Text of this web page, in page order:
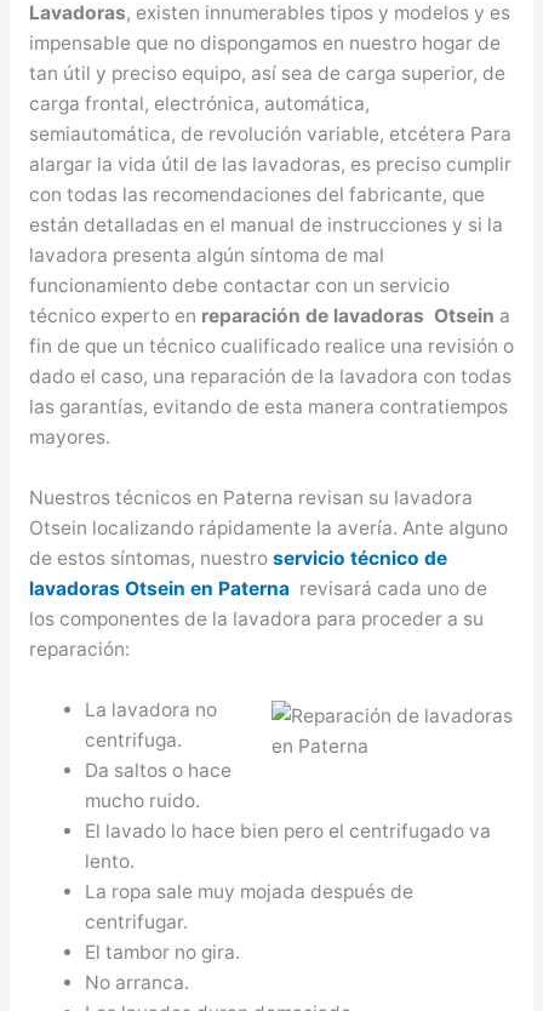
Lavadoras, existen innumerables tipos y modelos y es
impensable que no dispongamos en nuestro hogar de
tan útil y preciso equipo, así sea de carga superior, de
carga frontal, electrónica, automática,
semiautomática, de revolución variable, etcétera Para
alargar la vida útil de las lavadoras, es preciso cumplir
con todas las recomendaciones del fabricante, que
están detalladas en el manual de instrucciones y si la
lavadora presenta algún síntoma de mal
funcionamiento debe contactar con un servicio
técnico experto en reparación de lavadoras Otsein a
fin de que un técnico cualificado realice una revisión o
dado el caso, una reparación de la lavadora con todas
las garantías, evitando de esta manera contratiempos
mayores.
Nuestros técnicos en Paterna revisan su lavadora
Otsein localizando rápidamente la avería. Ante alguno
de estos síntomas, nuestro servicio técnico de
lavadoras Otsein en Paterna revisará cada uno de
los componentes de la lavadora para proceder a su
reparación:
La lavadora no
centrifuga.
Da saltos o hace
mucho ruido.
El lavado lo hace bien pero el centrifugado va
lento.
La ropa sale muy mojada después de
centrifugar.
El tambor no gira.
No arranca.